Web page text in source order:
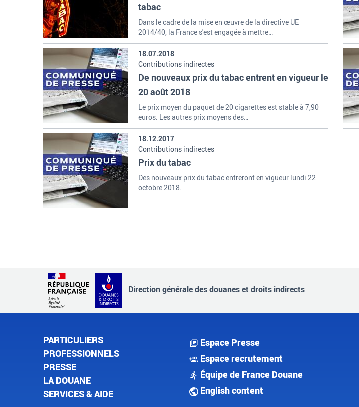
Dans le cadre de la mise en œuvre de la directive UE
2014/40, la France s'est engagée à mettre…
tabac
Le prix moyen du paquet de 20 cigarettes est stable à 7,90
euros. Les autres prix moyens des…
De nouveaux prix du tabac entrent en vigueur le
20 août 2018
18.07.2018
Contributions indirectes
Des nouveaux prix du tabac entreront en vigueur lundi 22
octobre 2018.
Prix du tabac
18.12.2017
Contributions indirectes
Direction générale des douanes et droits indirects
PARTICULIERS
PROFESSIONNELS
PRESSE
LA DOUANE
SERVICES & AIDE
Espace Presse
Espace recrutement
Équipe de France Douane
English content